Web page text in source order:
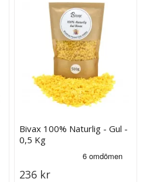
Bivax 100% Naturlig - Gul -
0,5 Kg
236 kr